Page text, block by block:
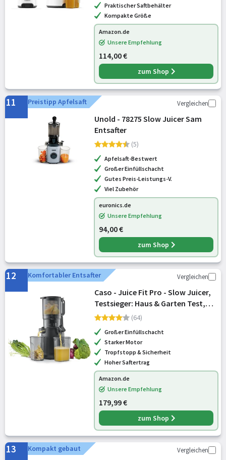
Praktischer Saftbehälter
Kompakte Größe
Amazon.de
Unsere Empfehlung
114,00 €
zum Shop
11 Preistipp Apfelsaft Vergleichen
Unold - 78275 Slow Juicer Sam
Entsafter
(5)
Apfelsaft-Bestwert
Großer Einfüllschacht
Gutes Preis-Leistungs-V.
Viel Zubehör
euronics.de
Unsere Empfehlung
94,00 €
zum Shop
12 Komfortabler Entsafter Vergleichen
Caso - Juice Fit Pro - Slow Juicer,
Testsieger: Haus & Garten Test,
niedrige Umdrehungszahl (40
130 mm Ø für ganze Früchte
(64)
Großer Einfüllschacht
Starker Motor
Tropfstopp & Sicherheit
Hoher Saftertrag
Amazon.de
Unsere Empfehlung
179,99 €
zum Shop
13 Kompakt gebaut Vergleichen